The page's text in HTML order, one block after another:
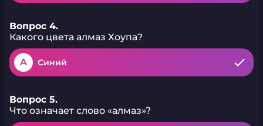
Вопрос 4.
Какого цвета алмаз Хоупа?
A Синий
Вопрос 5.
Что означает слово «алмаз»?